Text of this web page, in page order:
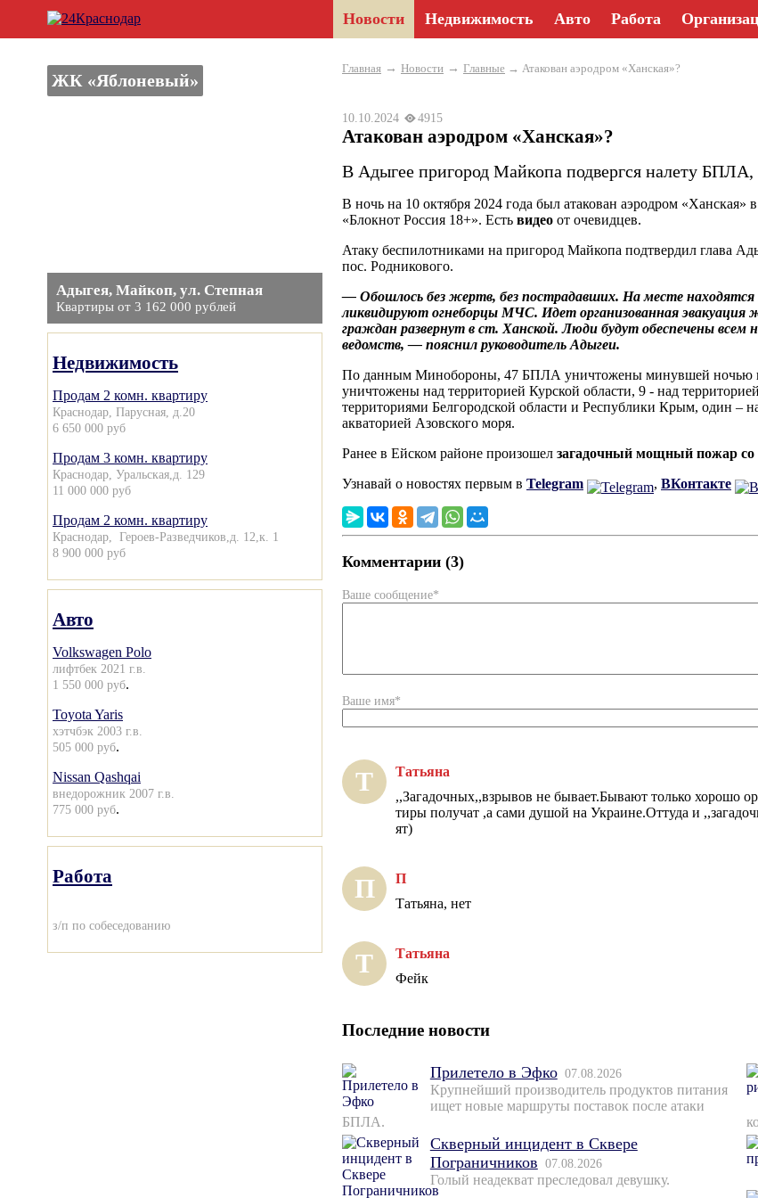
Новости Недвижимость Авто Работа
ЖК «Яблоневый»
Адыгея, Майкоп, ул. Степная
Квартиры от 3 162 000 рублей
Недвижимость
Продам 2 комн. квартиру
Краснодар, Парусная, д.20
6 650 000 руб
Продам 3 комн. квартиру
Краснодар, Уральская,д. 129
11 000 000 руб
Продам 2 комн. квартиру
Краснодар, Героев-Разведчиков,д. 12,к. 1
8 900 000 руб
Авто
Volkswagen Polo
лифтбек 2021 г.в.
1 550 000 руб.
Toyota Yaris
хэтчбэк 2003 г.в.
505 000 руб.
Nissan Qashqai
внедорожник 2007 г.в.
775 000 руб.
Работа
з/п по собеседованию
Главная → Новости → Главные → Атакован аэродром «Ханская»?
10.10.2024 4915
Атакован аэродром «Ханская»?
В Адыгее пригород Майкопа подвергся налету БПЛА,
В ночь на 10 октября 2024 года был атакован аэродром «Ханская»
«Блокнот Россия 18+». Есть видео от очевидцев.
Атаку беспилотниками на пригород Майкопа подтвердил глава
пос. Родникового.
— Обошлось без жертв, без пострадавших. На месте находятся
ликвидируют огнеборцы МЧС. Идет организованная эвакуация
граждан развернут в ст. Ханской. Люди будут обеспечены
ведомств, — пояснил руководитель Адыгеи.
По данным Минобороны, 47 БПЛА уничтожены минувшей ночью
уничтожены над территорией Курской области, 9 - над
территориями Белгородской области и Республики Крым, один –
акваторией Азовского моря.
Ранее в Ейском районе произошел загадочный мощный пожар со
Узнавай о новостях первым в Telegram , ВКонтакте
Комментарии (3)
Ваше сообщение*
Ваше имя*
Т Татьяна
,,Загадочных,,взрывов не бывает.Бывают только хорошо
тиры получат ,а сами душой на Украине.Оттуда и
ят)
П П
Татьяна, нет
Т Татьяна
Фейк
Последние новости
Прилетело в Эфко 07.08.2026
Крупнейший производитель продуктов питания
ищет новые маршруты поставок после атаки
БПЛА.
Скверный инцидент в Сквере
Пограничников 07.08.2026
Голый неадекват преследовал девушку.